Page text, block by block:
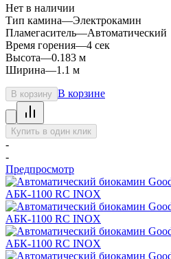
Нет в наличии
Тип камина—Электрокамин
Пламегаситель—Автоматический
Время горения—4 сек
Высота—0.183 м
Ширина—1.1 м
В корзину В корзине
Купить в один клик
-
-
Предпросмотр